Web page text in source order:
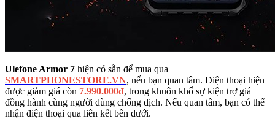
Ulefone Armor 7 hiện có sẵn để mua qua
SMARTPHONESTORE.VN, nếu bạn quan tâm. Điện thoại hiện
được giảm giá còn 7.990.000đ, trong khuôn khổ sự kiện trợ giá
đồng hành cùng người dùng chống dịch. Nếu quan tâm, bạn có thể
nhận điện thoại qua liên kết bên dưới.